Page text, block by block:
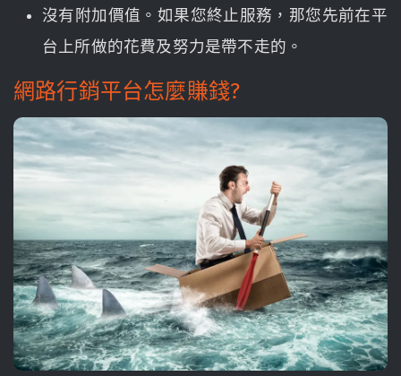
沒有附加價值。如果您終止服務，那您先前在平
台上所做的花費及努力是帶不走的。
網路行銷平台怎麼賺錢?